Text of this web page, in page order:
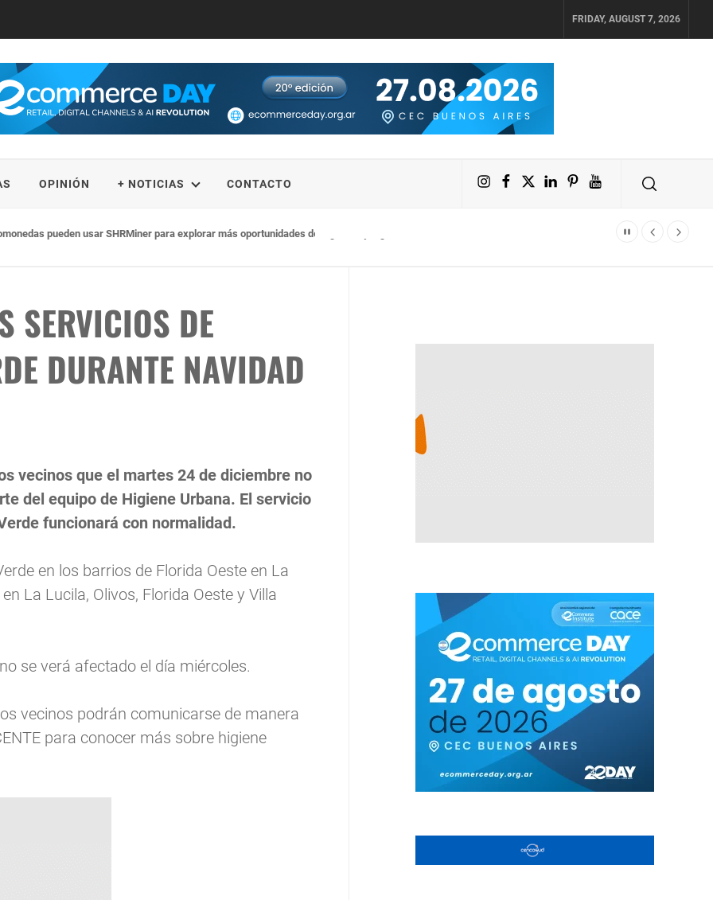
FRIDAY, AUGUST 7, 2026
OPINIÓN + NOTICIAS CONTACTO Instagram
Facebook
X LinkedIn
PinterestYouTube
pueden usar SHRMiner para explorar más oportunidades de ingresos y lograr fácilmente un crecimiento diario del 4% en sus activos digitales
SERVICIOS DE
DURANTE NAVIDAD
vecinos que el martes 24 de diciembre no
del equipo de Higiene Urbana. El servicio
funcionará con normalidad.
en los barrios de Florida Oeste en La
La Lucila, Olivos, Florida Oeste y Villa
se verá afectado el día miércoles.
vecinos podrán comunicarse de manera
para conocer más sobre higiene